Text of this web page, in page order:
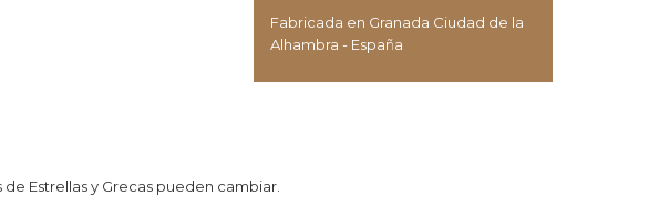
Fabricada en Granada Ciudad de la
Alhambra - España
Estrellas y Grecas pueden cambiar.